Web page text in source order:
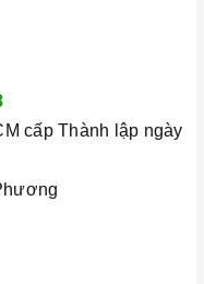
cấp Thành lập ngày